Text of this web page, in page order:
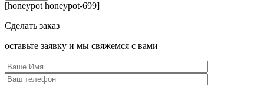
[honeypot honeypot-699]
Сделать заказ
оcтавьте заявку и мы свяжемся с вами